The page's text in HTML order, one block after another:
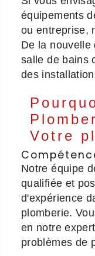
équipements
ou entreprise,
De la nouvelle
salle de bains
des
Votre
Notre équipe
qualifiée et
d'expérience
plomberie.
en notre
problèmes de